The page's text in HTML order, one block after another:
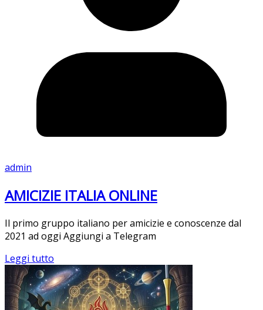
admin
AMICIZIE ITALIA ONLINE
Il primo gruppo italiano per amicizie e conoscenze dal
2021 ad oggi Aggiungi a Telegram
Leggi tutto